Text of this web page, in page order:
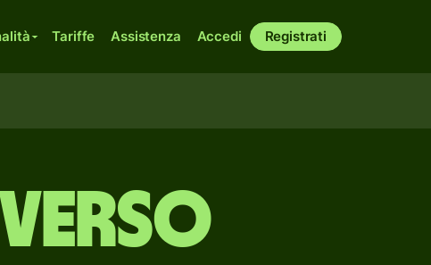
Tariffe Assistenza Accedi Registrati